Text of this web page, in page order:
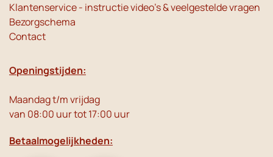
Klantenservice - instructie video's & veelgestelde vragen
Bezorgschema
Contact
Openingstijden:
Maandag t/m vrijdag
van 08:00 uur tot 17:00 uur
Betaalmogelijkheden: